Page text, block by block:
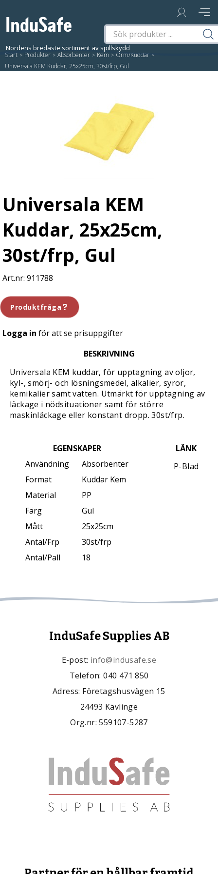
Start / Produkter / Absorbenter / Kem / Orm/Kuddar /
Universala KEM Kuddar, 25x25cm, 30st/frp, Gul
Universala KEM
Kuddar, 25x25cm,
30st/frp, Gul
911788
Produktfråga
Logga in för att se prisuppgifter
BESKRIVNING
Universala KEM kuddar, för upptagning av oljor,
kyl-, smörj- och lösningsmedel, alkalier, syror,
kemikalier samt vatten. Utmärkt för upptagning av
läckage i nödsituationer samt för större
maskinläckage eller konstant dropp. 30st/frp.
EGENSKAPER
Användning
Absorbenter
Format
Kuddar Kem
Material
PP
Färg
Gul
Mått
25x25cm
Antal/Frp
30st/frp
Antal/Pall
18
LÄNK
P-Blad
InduSafe Supplies AB
E-post: info@indusafe.se
Telefon: 040 471 850
Adress: Företagshusvägen 15
24493 Kävlinge
Org.nr: 559107-5287